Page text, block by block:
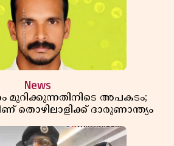
News
മുറിക്കുന്നതിനിടെ അപകടം;
തൊഴിലാളിക്ക് ദാരുണാന്ത്യം